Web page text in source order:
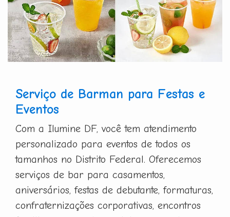
Serviço de Barman para Festas e
Eventos
Com a Ilumine DF, você tem atendimento
personalizado para eventos de todos os
tamanhos no Distrito Federal. Oferecemos
serviços de bar para casamentos,
aniversários, festas de debutante, formaturas,
confraternizações corporativas, encontros